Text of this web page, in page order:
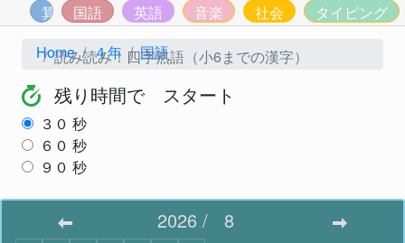
2026 / 8
算数 国語 英語 音楽 社会
タイピング
Home
４年 国語
読み読み！四字熟語（小6までの漢字）
残り時間で スタート
３０ 秒
６０ 秒
９０ 秒
スタート